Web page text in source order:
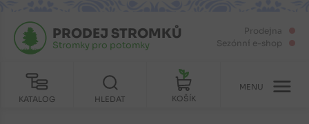
Prodejna
Sezónní e-shop
KATALOG
PRODEJ STROMKŮ
Stromky pro potomky
HLEDAT KOŠÍK
MENU